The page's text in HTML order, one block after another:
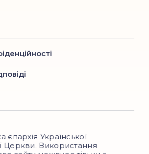
єпархія Української
Церкви. Використання